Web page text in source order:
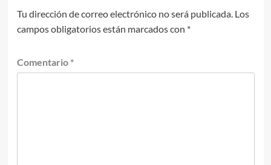
Tu dirección de correo electrónico no será publicada. Los
campos obligatorios están marcados con *
Comentario *